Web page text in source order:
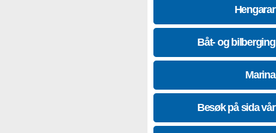
Hengarar
Båt- og bilberging
Marina
Besøk på sida vår